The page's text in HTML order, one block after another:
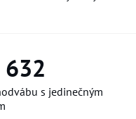
s jedinečným